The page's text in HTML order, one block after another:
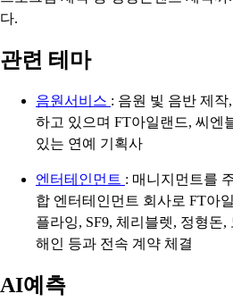
다.
관련 테마
음원서비스 : 음원 빛 음반 제작
하고 있으며 FT아일랜드, 씨엔
있는 연예 기획사
엔터테인먼트 : 매니지먼트를
합 엔터테인먼트 회사로 FT아
플라잉, SF9, 체리블렛, 정형돈
해인 등과 전속 계약 체결
AI예측